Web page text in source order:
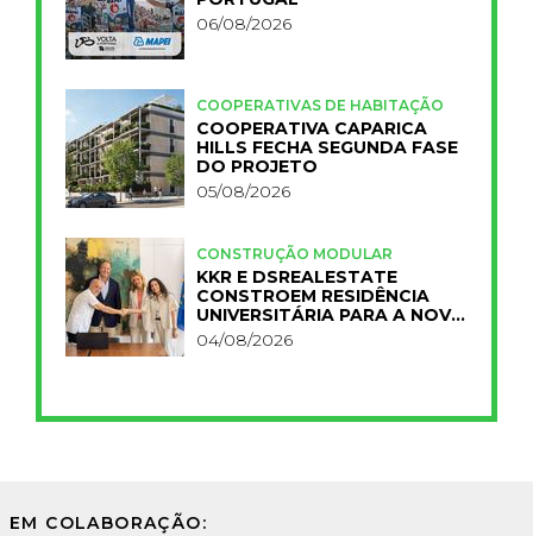
06/08/2026
COOPERATIVAS DE HABITAÇÃO
COOPERATIVA CAPARICA
HILLS FECHA SEGUNDA FASE
DO PROJETO
05/08/2026
CONSTRUÇÃO MODULAR
KKR E DSREALESTATE
CONSTROEM RESIDÊNCIA
UNIVERSITÁRIA PARA A NOVA
FCT
04/08/2026
EM COLABORAÇÃO: